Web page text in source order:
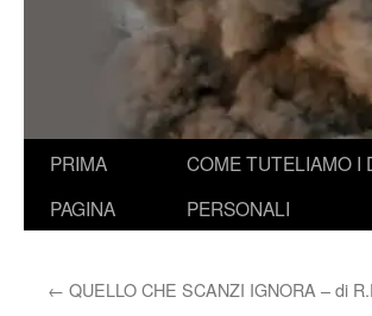
PRIMA
PAGINA
COME TUTELIAMO I
PERSONALI
← QUELLO CHE SCANZI IGNORA – di